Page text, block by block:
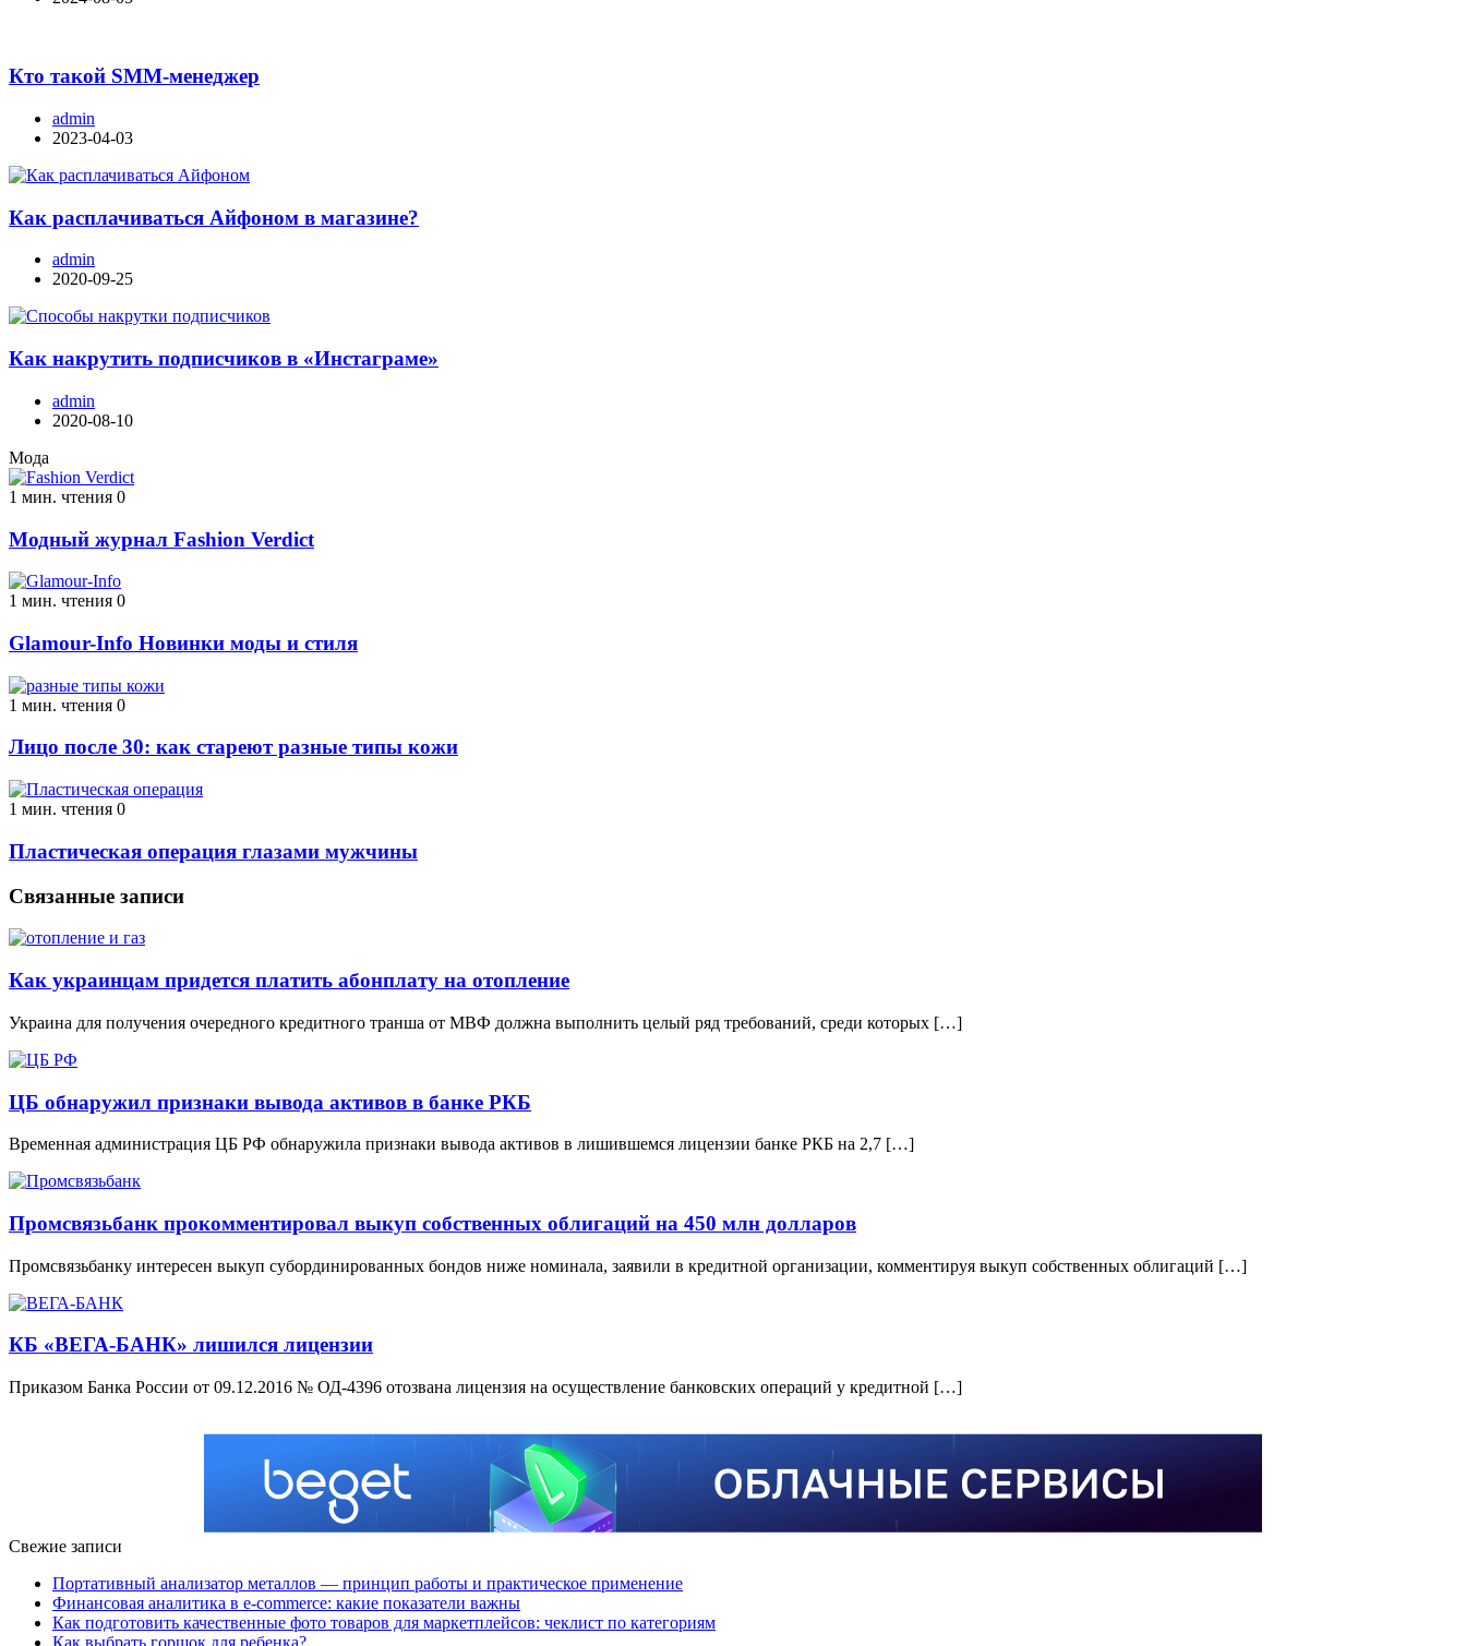
Кто такой SMM-менеджер
admin
2023-04-03
Как расплачиваться Айфоном в магазине?
admin
2020-09-25
Как накрутить подписчиков в «Инстаграме»
admin
2020-08-10
Мода
1 мин. чтения 0
Модный журнал Fashion Verdict
1 мин. чтения 0
Glamour-Info Новинки моды и стиля
1 мин. чтения 0
Лицо после 30: как стареют разные типы кожи
1 мин. чтения 0
Пластическая операция глазами мужчины
Связанные записи
Как украинцам придется платить абонплату на отопление
Украина для получения очередного кредитного транша от МВФ должна выполнить целый ряд требований, среди которых […]
ЦБ обнаружил признаки вывода активов в банке РКБ
Временная администрация ЦБ РФ обнаружила признаки вывода активов в лишившемся лицензии банке РКБ на 2,7 […]
Промсвязьбанк прокомментировал выкуп собственных облигаций на 450 млн долларов
Промсвязьбанку интересен выкуп субординированных бондов ниже номинала, заявили в кредитной организации, комментируя выкуп собственных облигаций […]
КБ «ВЕГА-БАНК» лишился лицензии
Приказом Банка России от 09.12.2016 № ОД-4396 отозвана лицензия на осуществление банковских операций у кредитной […]
Свежие записи
Портативный анализатор металлов — принцип работы и практическое применение
Финансовая аналитика в e-commerce: какие показатели важны
Как подготовить качественные фото товаров для маркетплейсов: чеклист по категориям
Как выбрать горшок для ребенка?